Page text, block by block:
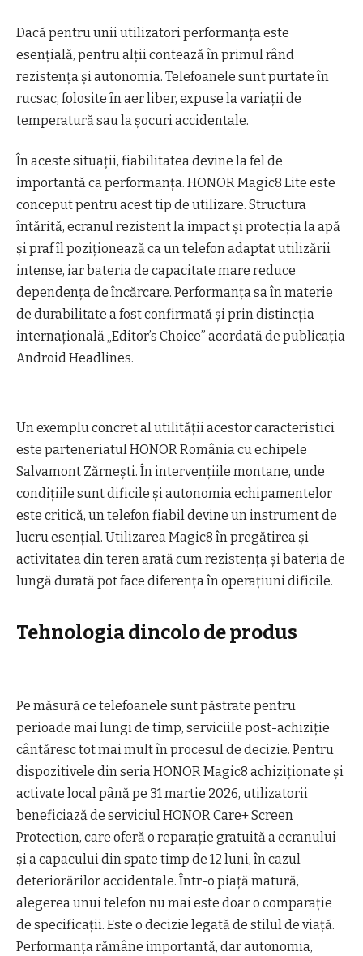
Dacă pentru unii utilizatori performanța este
esențială, pentru alții contează în primul rând
rezistența și autonomia. Telefoanele sunt purtate în
rucsac, folosite în aer liber, expuse la variații de
temperatură sau la șocuri accidentale.
În aceste situații, fiabilitatea devine la fel de
importantă ca performanța. HONOR Magic8 Lite este
conceput pentru acest tip de utilizare. Structura
întărită, ecranul rezistent la impact și protecția la apă
și praf îl poziționează ca un telefon adaptat utilizării
intense, iar bateria de capacitate mare reduce
dependența de încărcare. Performanța sa în materie
de durabilitate a fost confirmată și prin distincția
internațională „Editor’s Choice” acordată de publicația
Android Headlines.
Un exemplu concret al utilității acestor caracteristici
este parteneriatul HONOR România cu echipele
Salvamont Zărnești. În intervențiile montane, unde
condițiile sunt dificile și autonomia echipamentelor
este critică, un telefon fiabil devine un instrument de
lucru esențial. Utilizarea Magic8 în pregătirea și
activitatea din teren arată cum rezistența și bateria de
lungă durată pot face diferența în operațiuni dificile.
Tehnologia dincolo de produs
Pe măsură ce telefoanele sunt păstrate pentru
perioade mai lungi de timp, serviciile post-achiziție
cântăresc tot mai mult în procesul de decizie. Pentru
dispozitivele din seria HONOR Magic8 achiziționate și
activate local până pe 31 martie 2026, utilizatorii
beneficiază de serviciul HONOR Care+ Screen
Protection, care oferă o reparație gratuită a ecranului
și a capacului din spate timp de 12 luni, în cazul
deteriorărilor accidentale. Într-o piață matură,
alegerea unui telefon nu mai este doar o comparație
de specificații. Este o decizie legată de stilul de viață.
Performanța rămâne importantă, dar autonomia,